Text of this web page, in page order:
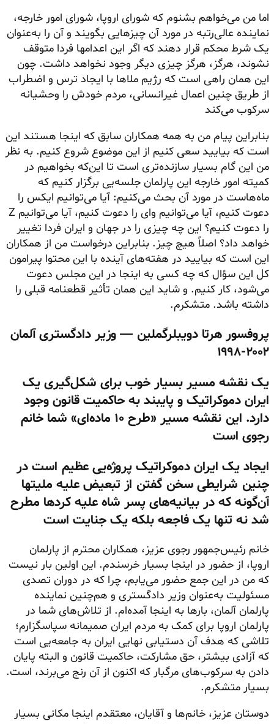
اما من می‌خواهم بشنوم که شورای اروپا، شورای امور خارجه،
نماینده عالی‌رتبه در مورد آن چیزهایی بگویند و آن را به‌عنوان
یک شرط محکم قرار دهند که اگر این اعدامها فردا متوقف
نشوند، هرگز، هرگز چیزی دیگر وجود نخواهد داشت. چون
این همان راهی است که رژیم ملاها با ایجاد ترس و اضطراب
از طریق چنین اعمال غیرانسانی، مردم خودش را وحشیانه
سرکوب می‌کند
بنابراین پیام من به همه همکاران سابق که اینجا هستند این
است که بیایید سعی کنیم از این موضوع شروع کنیم. به نظر
من این گام بسیار سازنده‌تری است تا این‌که بخواهیم در
کمیته امور خارجه این پارلمان جلسه‌یی برگزار کنیم که
ماه‌هاست در مورد آن بحث می‌کنیم: آیا می‌توانیم ایکس را
دعوت کنیم، آیا می‌توانیم وای را دعوت کنیم، آیا می‌توانیم Z
را دعوت کنیم؟ این چه چیزی را در جهان و ایران فردا تغییر
خواهد داد؟ اصلاً هیچ چیز. بنابراین درخواست من از همکاران
این است که بیایید در هفته‌های آینده با این محتوا پیرامون
کل این سؤال که چه کسی به اینجا در این مجلس دعوت
می‌شود، کار کنیم. و شاید این همان تأثیر قطعنامه قبلی را
داشته باشد. متشکرم.
پروفسور هرتا دویبلرگملین — وزیر دادگستری آلمان
۲۰۰۲-۱۹۹۸
یک نقشه مسیر بسیار خوب برای شکل‌گیری یک
ایران دموکراتیک و پایبند به حاکمیت قانون وجود
دارد. این نقشه مسیر «طرح ۱۰ ماده‌ای» شما خانم
رجوی است
ایجاد یک ایران دموکراتیک پروژه‌یی عظیم است در
چنین شرایطی سخن گفتن از تبعیض علیه ملیتها
آن‌گونه که در بیانیه‌های پسر شاه علیه کردها مطرح
شد نه تنها یک فاجعه بلکه یک جنایت است
خانم رئیس‌جمهور رجوی عزیز، همکاران محترم از پارلمان
اروپا، از حضور در اینجا بسیار خرسندم. این اولین بار نیست
که من در این جمع حضور می‌یابم، چرا که در دوران تصدی
مسئولیت به‌عنوان وزیر دادگستری و هم‌چنین نماینده
پارلمان آلمان، بارها به اینجا آمده‌ام. از تلاش‌های شما در
پارلمان اروپا برای کمک به مردم ایران صمیمانه سپاسگزارم؛
تلاشی که هدف آن دستیابی نهایی ایران به جامعه‌یی است
که آزادی بیشتر، حق مشارکت، حاکمیت قانون و البته پایان
دادن به سرکوب‌های مرگبار که اکنون از آن رنج می‌برند، است.
بسیار متشکرم.
دوستان عزیز، خانم‌ها و آقایان، معتقدم اینجا مکانی بسیار